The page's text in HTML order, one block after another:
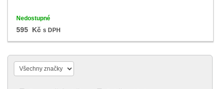
Nedostupné
595 Kč s DPH